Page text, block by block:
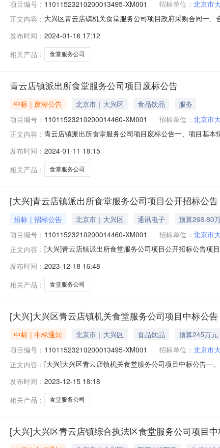
项目编号： 11011523210200013495-XM001 招标单位： 北京市
正文内容： 大兴区青云店镇机关食堂服务公司项目政府采购合同一
兴区青云店镇联系方式：010-80281498供应商（乙方）
发布时间： 2024-01-16 17:12
相关产品：
食堂服务公司
青云店镇派出所食堂服务公司项目废标公告
中标｜废标公告 北京市｜大兴区 食品饮品
服务
项目编号： 11011523210200014460-XM001 招标单位： 北京市
正文内容： 青云店镇派出所食堂服务公司项目废标公告一、项目基
店镇人民政府地址：北京市大兴区青云店镇联系方式：
中心D座
发布时间： 2024-01-11 18:15
相关产品：
食堂服务公司
[大兴]青云店镇派出所食堂服务公司项目公开招标公告
招标｜招标公告 北京市｜大兴区 通讯电子
预算268.80
项目编号： 11011523210200014460-XM001 招标单位： 北京市
正文内容： [大兴]青云店镇派出所食堂服务公司项目公开招标公告项
民币）最高限价：268.8万元（人民币）采购需求：聘请
发布时间： 2023-12-18 16:48
相关产品：
食堂服务公司
[大兴]大兴区青云店镇机关食堂服务公司项目中标公告
中标｜中标通知 北京市｜大兴区 食品饮品
预算245万元
项目编号： 11011523210200013495-XM001 招标单位： 北京市
正文内容： [大兴]大兴区青云店镇机关食堂服务公司项目中标公告一
区黄村镇太福庄村村委会北300米中标金额：240.108万
91
发布时间： 2023-12-15 18:18
相关产品：
食堂服务公司
[大兴]大兴区青云店镇综合执法区食堂服务公司项目